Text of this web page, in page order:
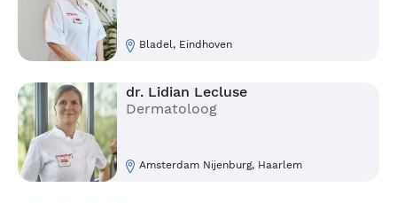
Bladel, Eindhoven
dr. Lidian Lecluse
Dermatoloog
Amsterdam Nijenburg, Haarlem